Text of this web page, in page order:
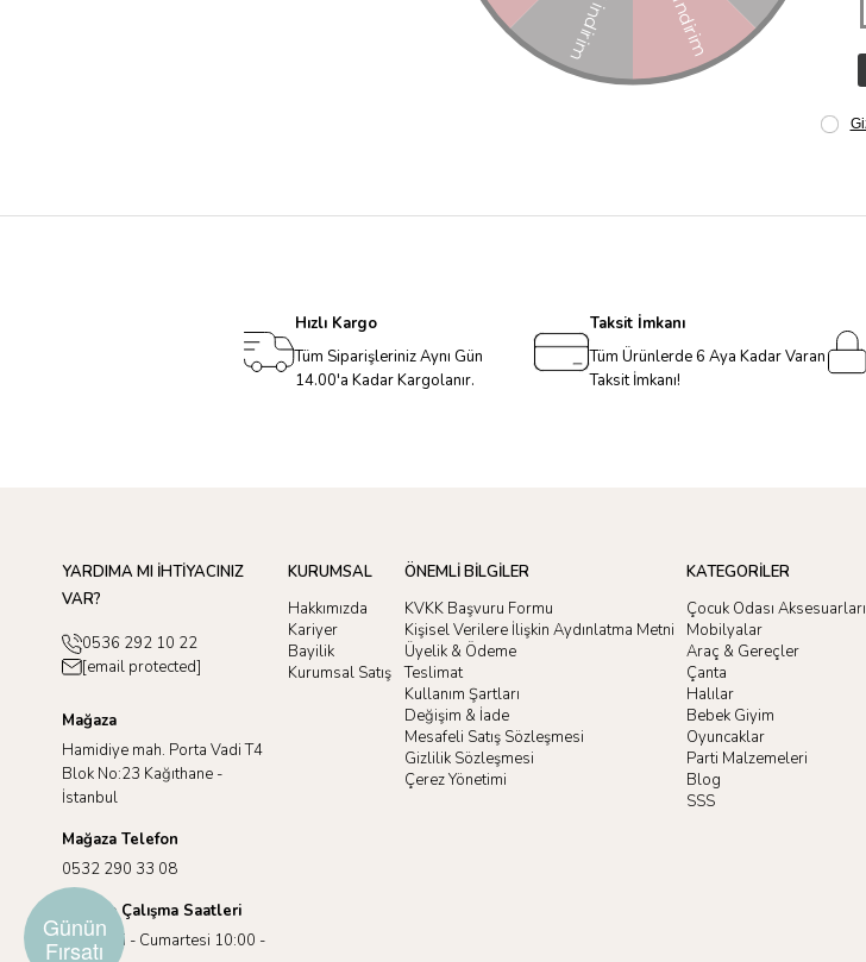
Hızlı Kargo
Tüm Siparişleriniz Aynı Gün
14.00'a Kadar Kargolanır.
Taksit İmkanı
Tüm Ürünlerde 6 Aya Kadar Varan
Taksit İmkanı!
YARDIMA MI İHTİYACINIZ
VAR?
0536 292 10 22
[email protected]
Mağaza
Hamidiye mah. Porta Vadi T4
Blok No:23 Kağıthane -
İstanbul
Mağaza Telefon
0532 290 33 08
Mağaza Çalışma Saatleri
Pazartesi - Cumartesi 10:00 -
KURUMSAL
Hakkımızda
Kariyer
Bayilik
Kurumsal Satış
ÖNEMLİ BİLGİLER
KVKK Başvuru Formu
Kişisel Verilere İlişkin Aydınlatma Metni
Üyelik & Ödeme
Teslimat
Kullanım Şartları
Değişim & İade
Mesafeli Satış Sözleşmesi
Gizlilik Sözleşmesi
Çerez Yönetimi
KATEGORİLER
Çocuk Odası Aksesuarları
Mobilyalar
Araç & Gereçler
Çanta
Halılar
Bebek Giyim
Oyuncaklar
Parti Malzemeleri
Blog
SSS
Günün
Fırsatı